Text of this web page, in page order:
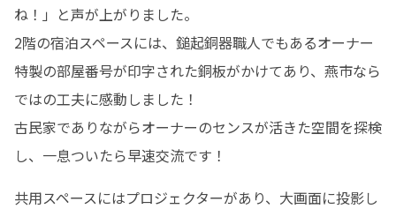
ね！」と声が上がりました。
2階の宿泊スペースには、鎚起銅器職人でもあるオーナー
特製の部屋番号が印字された銅板がかけてあり、燕市なら
ではの工夫に感動しました！
古民家でありながらオーナーのセンスが活きた空間を探検
し、一息ついたら早速交流です！
共用スペースにはプロジェクターがあり、大画面に投影し